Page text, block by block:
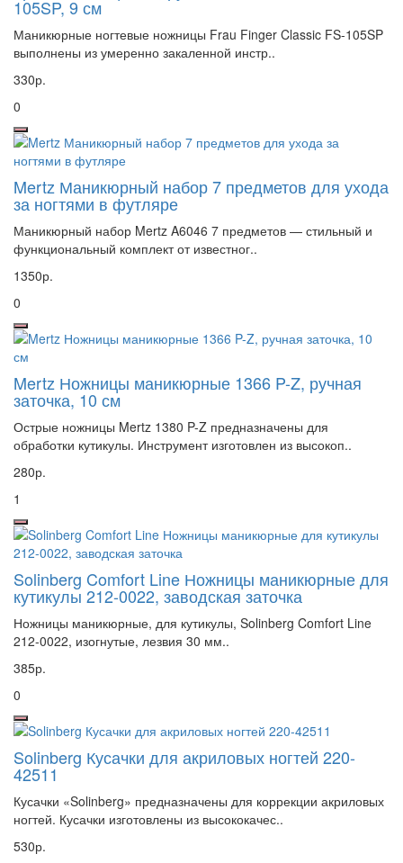
105SP, 9 см
Маникюрные ногтевые ножницы Frau Finger Classic FS-105SP
выполнены из умеренно закаленной инстр..
330р.
0
Mertz Маникюрный набор 7 предметов для ухода
за ногтями в футляре
Маникюрный набор Mertz A6046 7 предметов — стильный и
функциональный комплект от известног..
1350р.
0
Mertz Ножницы маникюрные 1366 P-Z, ручная
заточка, 10 см
Острые ножницы Mertz 1380 P-Z предназначены для
обработки кутикулы. Инструмент изготовлен из высокоп..
280р.
1
Solinberg Comfort Line Ножницы маникюрные для
кутикулы 212-0022, заводская заточка
Ножницы маникюрные, для кутикулы, Solinberg Comfort Line
212-0022, изогнутые, лезвия 30 мм..
385р.
0
Solinberg Кусачки для акриловых ногтей 220-
42511
Кусачки «Solinberg» предназначены для коррекции акриловых
ногтей. Кусачки изготовлены из высококачес..
530р.